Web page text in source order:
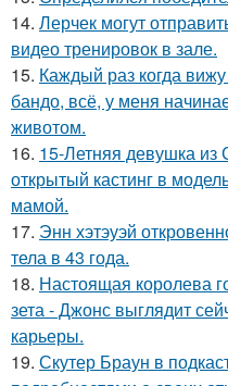
14. Лерчек могут
видео тренировок в зале.
15. Каждый раз когда
бандо, всё, у меня
животом.
16. 15-Летняя девушка
открытый кастинг в
мамой.
17. Энн хэтэуэй
тела в 43 года.
18. Настоящая королева
зета - Джонс выглядит
карьеры.
19. Скутер Браун в